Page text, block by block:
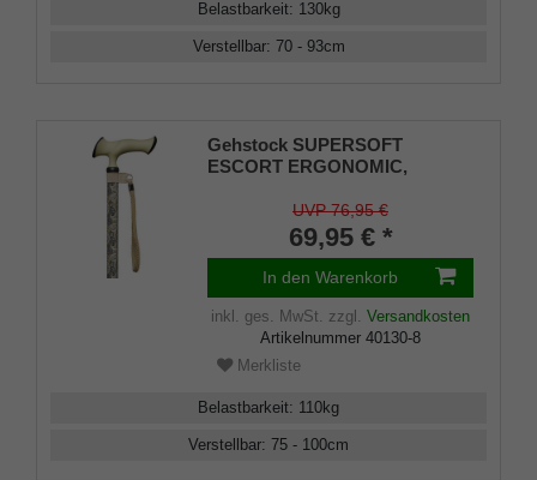
Belastbarkeit: 130kg
Verstellbar: 70 - 93cm
Gehstock SUPERSOFT
ESCORT ERGONOMIC,
Stock höhenverstellbar
Leichtmetall in Paisley Design,
Kordelschlaufe und
Gummipuffer
UVP 76,95 €
69,95 € *
In den Warenkorb
inkl. ges. MwSt. zzgl. Versandkosten
Artikelnummer 40130-8
Merkliste
Belastbarkeit: 110kg
Verstellbar: 75 - 100cm